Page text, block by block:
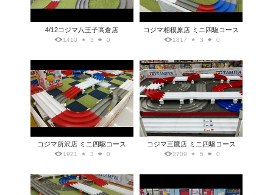
4/12コジマ八王子高倉店
1410 3 0
コジマ相模原店 ミニ四駆コース
1817 3 0
コジマ所沢店 ミニ四駆コース
1921 3 0
コジマ三鷹店 ミニ四駆コース
2709 5 0